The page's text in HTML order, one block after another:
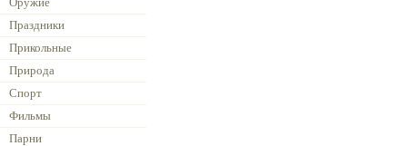
Праздники
Прикольные
Природа
Спорт
Фильмы
Парни